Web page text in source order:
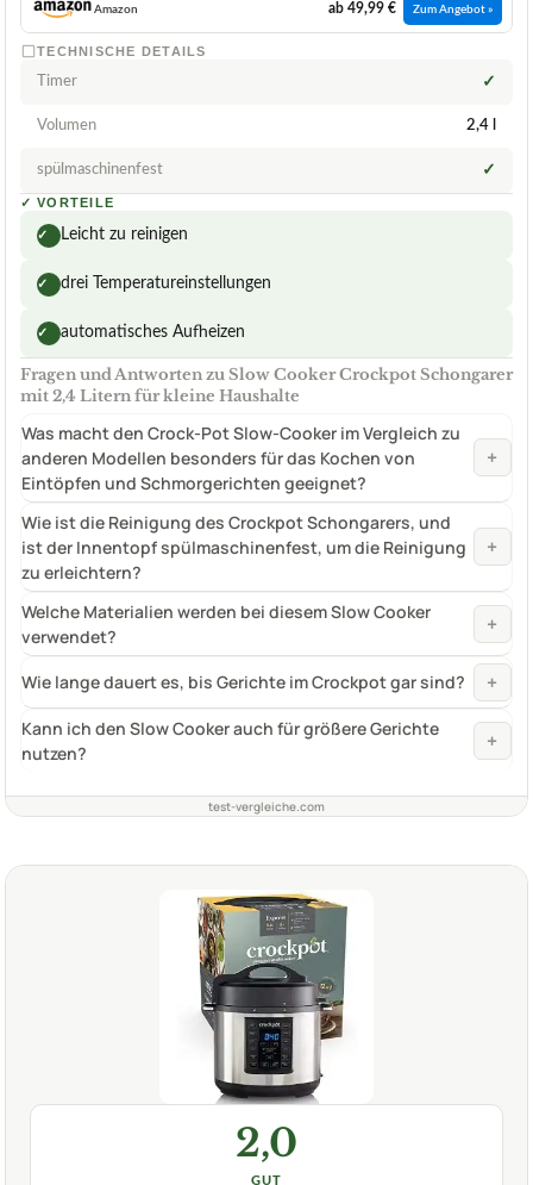
Amazon ab 49,99 € Zum Angebot »
TECHNISCHE DETAILS
Timer ✓
Volumen 2,4 l
spülmaschinenfest ✓
✓ VORTEILE
✓ Leicht zu reinigen
✓ drei Temperatureinstellungen
✓ automatisches Aufheizen
Fragen und Antworten zu Slow Cooker Crockpot Schongarer
mit 2,4 Litern für kleine Haushalte
Was macht den Crock-Pot Slow-Cooker im Vergleich zu
anderen Modellen besonders für das Kochen von
Eintöpfen und Schmorgerichten geeignet?
+
Wie ist die Reinigung des Crockpot Schongarers, und
ist der Innentopf spülmaschinenfest, um die Reinigung
zu erleichtern?
+
Welche Materialien werden bei diesem Slow Cooker
verwendet?
+
Wie lange dauert es, bis Gerichte im Crockpot gar sind? +
Kann ich den Slow Cooker auch für größere Gerichte
nutzen?
+
test-vergleiche.com
2,0
GUT